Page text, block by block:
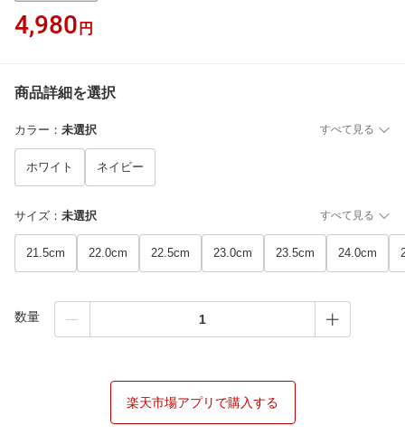
4,980 円
商品詳細を選択
カラー ： 未選択 すべて見る
ホワイト ネイビー
サイズ ： 未選択 すべて見る
21.5cm 22.0cm 22.5cm 23.0cm 23.5cm 24.0cm
数量
楽天市場アプリで購入する